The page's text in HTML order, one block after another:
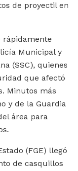
de proyectil en
rápidamente
Municipal y
(SSC), quienes
que afectó
Minutos más
y de la Guardia
área para
(FGE) llegó
de casquillos